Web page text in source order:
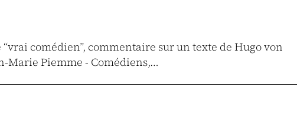
comédien”, commentaire sur un texte de Hugo von
Marie Piemme - Comédiens,…